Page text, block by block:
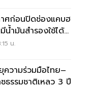
าศก่อนปิดช่องแคบฮ
ำมันสำรองใช้ได้
น.
วามร่วมมือไทย–
รรมชาติเหลว 3 ปี